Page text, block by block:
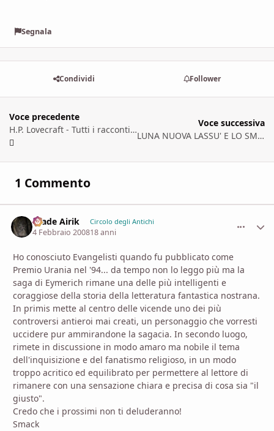
Segnala
Condividi Follower
Voce precedente
H.P. Lovecraft - Tutti i racconti 1897-1922
Voce successiva
LUNA NUOVA LASSU' E LO SMILZO ULULA AUUUU AUUUUU [prima parte]
1 Commento
Hiade Airik Circolo degli Antichi
4 Febbraio 200818 anni
Ho conosciuto Evangelisti quando fu pubblicato come
Premio Urania nel '94... da tempo non lo leggo più ma la
saga di Eymerich rimane una delle più intelligenti e
coraggiose della storia della letteratura fantastica nostrana.
In primis mette al centro delle vicende uno dei più
controversi antieroi mai creati, un personaggio che vorresti
uccidere pur ammirandone la sagacia. In secondo luogo,
rimete in discussione in modo amaro ma nobile il tema
dell'inquisizione e del fanatismo religioso, in un modo
troppo acritico ed equilibrato per permettere al lettore di
rimanere con una sensazione chiara e precisa di cosa sia "il
giusto".
Credo che i prossimi non ti deluderanno!
Smack